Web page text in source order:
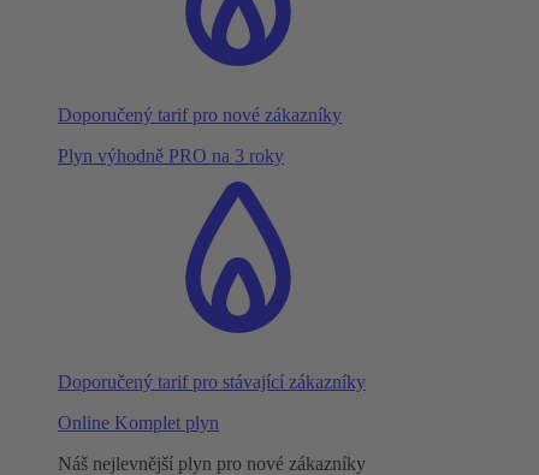
Doporučený tarif pro nové zákazníky
Plyn výhodně PRO na 3 roky
Doporučený tarif pro stávající zákazníky
Online Komplet plyn
Náš nejlevnější plyn pro nové zákazníky